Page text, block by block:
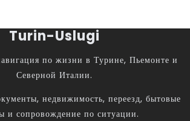
Turin-Uslugi
по жизни в Турине, Пьемонте и
Северной Италии.
недвижимость, переезд, бытовые
и сопровождение по ситуации.